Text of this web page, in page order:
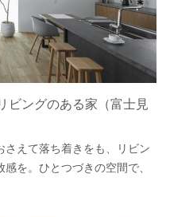
ビングのある家（富士見
さえて落ち着きをも、リビン
を。ひとつづきの空間で、